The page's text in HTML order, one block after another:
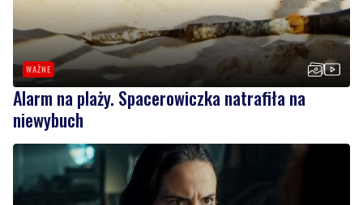
WAŻNE
Alarm na plaży. Spacerowiczka natrafiła na
niewybuch